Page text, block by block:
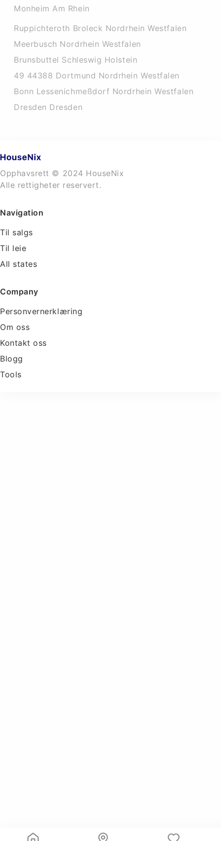
Monheim Am Rhein
Ruppichteroth Broleck Nordrhein Westfalen
Meerbusch Nordrhein Westfalen
Brunsbuttel Schleswig Holstein
49 44388 Dortmund Nordrhein Westfalen
Bonn Lessenichmeßdorf Nordrhein Westfalen
Dresden Dresden
Opphavsrett © 2024 HouseNix
Alle rettigheter reservert.
Navigation
Til salgs
Til leie
All states
Company
Personvernerklæring
Om oss
Kontakt oss
Blogg
Tools